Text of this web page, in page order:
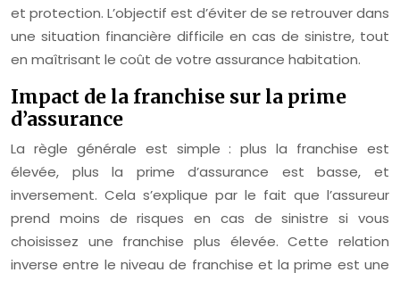
et protection. L’objectif est d’éviter de se retrouver dans
une situation financière difficile en cas de sinistre, tout
en maîtrisant le coût de votre assurance habitation.
Impact de la franchise sur la prime
d’assurance
La règle générale est simple : plus la franchise est
élevée, plus la prime d’assurance est basse, et
inversement. Cela s’explique par le fait que l’assureur
prend moins de risques en cas de sinistre si vous
choisissez une franchise plus élevée. Cette relation
inverse entre le niveau de franchise et la prime est une